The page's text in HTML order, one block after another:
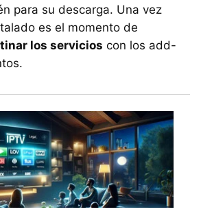
para su descarga. Una vez
es el momento de
los servicios con los add-